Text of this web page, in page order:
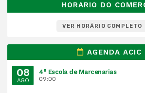
HORARIO DO
VER HORÁRIO COMPLETO
AGENDA ACIC
08
AGO
4° Escola de Marcenarias
09:00